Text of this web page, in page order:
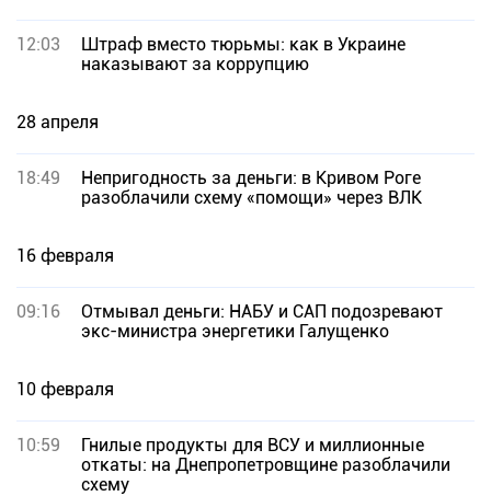
12:03
Штраф вместо тюрьмы: как в Украине
наказывают за коррупцию
28 апреля
18:49
Непригодность за деньги: в Кривом Роге
разоблачили схему «помощи» через ВЛК
16 февраля
09:16
Отмывал деньги: НАБУ и САП подозревают
экс-министра энергетики Галущенко
10 февраля
10:59
Гнилые продукты для ВСУ и миллионные
откаты: на Днепропетровщине разоблачили
схему